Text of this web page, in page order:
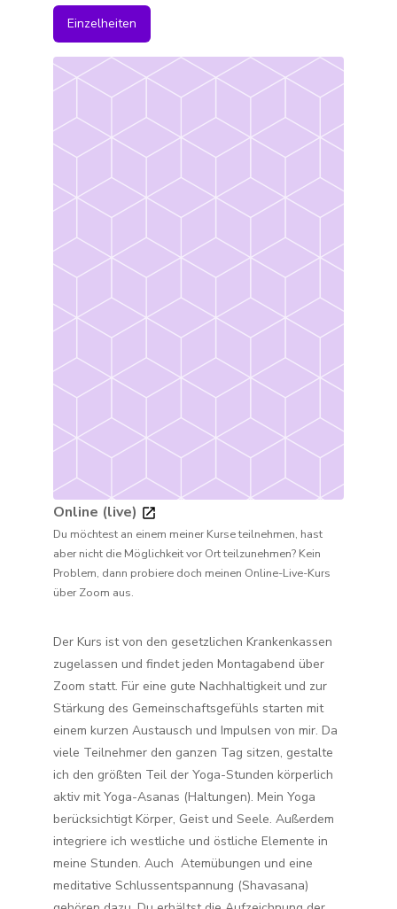
Einzelheiten
Online (live)
Du möchtest an einem meiner Kurse teilnehmen, hast
aber nicht die Möglichkeit vor Ort teilzunehmen? Kein
Problem, dann probiere doch meinen Online-Live-Kurs
über Zoom aus.
Der Kurs ist von den gesetzlichen Krankenkassen
zugelassen und findet jeden Montagabend über
Zoom statt. Für eine gute Nachhaltigkeit und zur
Stärkung des Gemeinschaftsgefühls starten mit
einem kurzen Austausch und Impulsen von mir. Da
viele Teilnehmer den ganzen Tag sitzen, gestalte
ich den größten Teil der Yoga-Stunden körperlich
aktiv mit Yoga-Asanas (Haltungen). Mein Yoga
berücksichtigt Körper, Geist und Seele. Außerdem
integriere ich westliche und östliche Elemente in
meine Stunden. Auch Atemübungen und eine
meditative Schlussentspannung (Shavasana)